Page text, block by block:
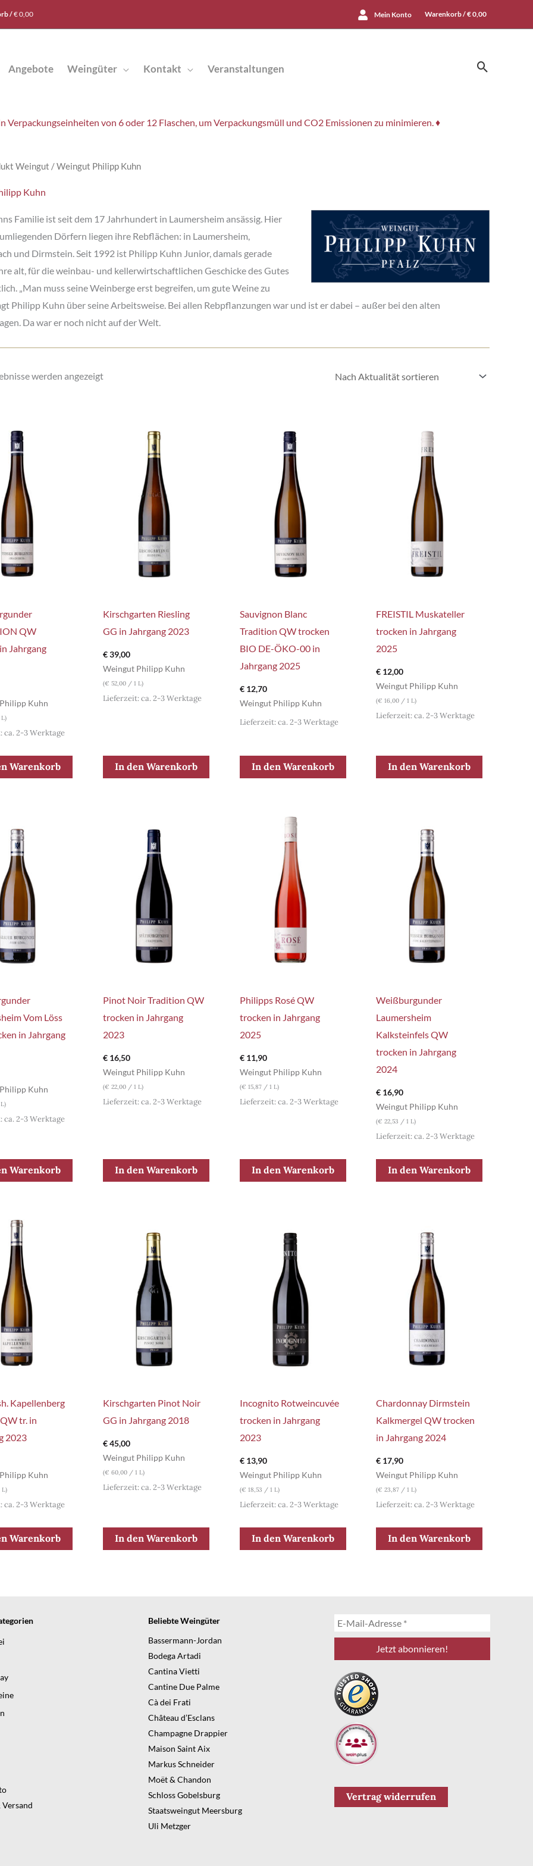
/€0,00 Mein Konto Warenkorb /€0,00
Angebote Weingüter Kontakt Veranstaltungen Suchen
Verpackungseinheiten von 6 oder 12 Flaschen, um Verpackungsmüll und CO2 Emissionen zu minimieren. ♦
Weingut / Weingut Philipp Kuhn
Kuhn
Familie ist seit dem 17 Jahrhundert in Laumersheim ansässig. Hier
Dörfern liegen ihre Rebflächen: in Laumersheim,
und Dirmstein. Seit 1992 ist Philipp Kuhn Junior, damals gerade
alt, für die weinbau- und kellerwirtschaftlichen Geschicke des Gutes
„Man muss seine Weinberge erst begreifen, um gute Weine zu
Philipp Kuhn über seine Arbeitsweise. Bei allen Rebpflanzungen war und ist er dabei – außer bei den alten
Da war er noch nicht auf der Welt.
werden angezeigtNach
QW
Jahrgang
Kuhn
ca. 2-3 Werktage
Warenkorb
Kirschgarten Riesling
GG in Jahrgang 2023
€39,00
Weingut Philipp Kuhn
(€ 52,00/ 1 L)
Lieferzeit: ca. 2-3 Werktage
In den Warenkorb
Sauvignon Blanc
Tradition QW trocken
BIO DE-ÖKO-00 in
Jahrgang 2025
€12,70
Weingut Philipp Kuhn
Lieferzeit: ca. 2-3 Werktage
In den Warenkorb
FREISTIL Muskateller
trocken in Jahrgang
2025
€ 12,00
Weingut Philipp Kuhn
(€ 16,00 / 1 L)
Lieferzeit: ca. 2-3 Werktage
In den Warenkorb
Vom Löss
in Jahrgang
Kuhn
ca. 2-3 Werktage
Warenkorb
Pinot Noir Tradition QW
trocken in Jahrgang
2023
€16,50
Weingut Philipp Kuhn
(€ 22,00/ 1 L)
Lieferzeit: ca. 2-3 Werktage
In den Warenkorb
Philipps Rosé QW
trocken in Jahrgang
2025
€11,90
Weingut Philipp Kuhn
(€ 15,87/ 1 L)
Lieferzeit: ca. 2-3 Werktage
In den Warenkorb
Weißburgunder
Laumersheim
Kalksteinfels QW
trocken in Jahrgang
2024
€ 16,90
Weingut Philipp Kuhn
(€ 22,53 / 1 L)
Lieferzeit: ca. 2-3 Werktage
In den Warenkorb
Kapellenberg
tr. in
2023
Kuhn
L)
ca. 2-3 Werktage
Warenkorb
Kirschgarten Pinot Noir
GG in Jahrgang 2018
€45,00
Weingut Philipp Kuhn
(€ 60,00/ 1 L)
Lieferzeit: ca. 2-3 Werktage
In den Warenkorb
Incognito Rotweincuvée
trocken in Jahrgang
2023
€13,90
Weingut Philipp Kuhn
(€ 18,53 / 1 L)
Lieferzeit: ca. 2-3 Werktage
In den Warenkorb
Chardonnay Dirmstein
Kalkmergel QW trocken
in Jahrgang 2024
€ 17,90
Weingut Philipp Kuhn
(€ 23,87 / 1 L)
Lieferzeit: ca. 2-3 Werktage
In den Warenkorb
Beliebte Weingüter
Bassermann-Jordan
Bodega Artadi
Cantina Vietti
Cantine Due Palme
Cà dei Frati
Château d’Esclans
Champagne Drappier
Maison Saint Aix
Markus Schneider
Moët & Chandon
Schloss Gobelsburg
Staatsweingut Meersburg
Uli Metzger
Vertrag widerrufen